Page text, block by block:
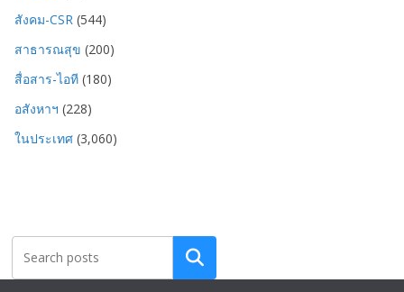
สังคม-CSR (544)
สาธารณสุข (200)
สื่อสาร-ไอที (180)
อสังหาฯ (228)
ในประเทศ (3,060)
Search